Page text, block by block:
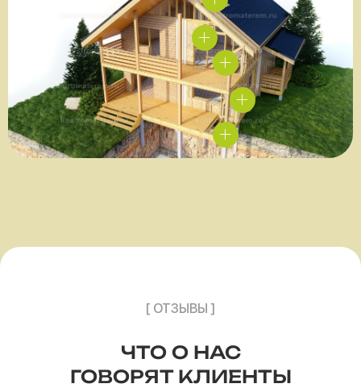
[ ОТЗЫВЫ ]
ЧТО О НАС
ГОВОРЯТ КЛИЕНТЫ